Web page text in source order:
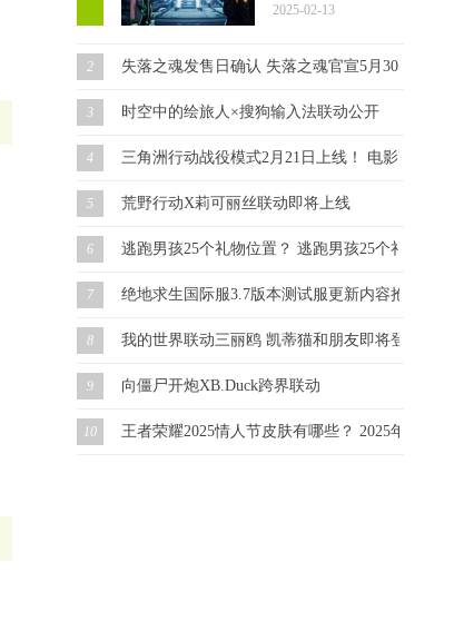
抗，确保自己能够顺利存活，迎接接下来
2025-02-13
2 失落之魂发售日确认 失落之魂官宣5月30日发售！
3 时空中的绘旅人×搜狗输入法联动公开
4 三角洲行动战役模式2月21日上线！ 电影改编 虚
5 荒野行动X莉可丽丝联动即将上线
6 逃跑男孩25个礼物位置？ 逃跑男孩25个礼物怎么
7 绝地求生国际服3.7版本测试服更新内容抢先看！
8 我的世界联动三丽鸥 凯蒂猫和朋友即将登场！
9 向僵尸开炮XB.Duck跨界联动
10 王者荣耀2025情人节皮肤有哪些？ 2025年情人节